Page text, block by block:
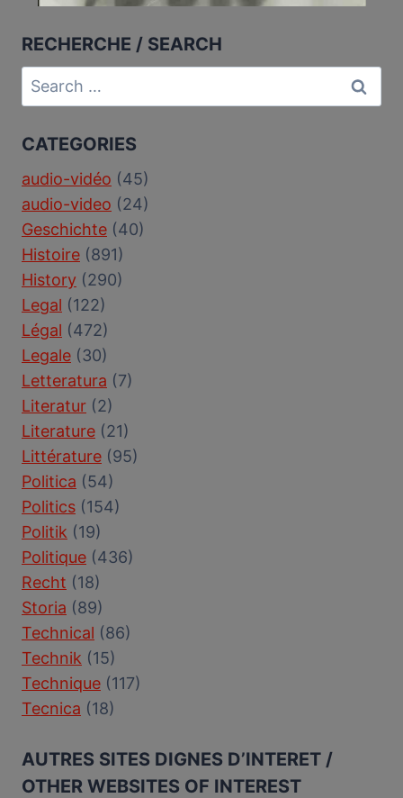
RECHERCHE / SEARCH
Search
for:
CATEGORIES
audio-vidéo (45)
audio-video (24)
Geschichte (40)
Histoire (891)
History (290)
Legal (122)
Légal (472)
Legale (30)
Letteratura (7)
Literatur (2)
Literature (21)
Littérature (95)
Politica (54)
Politics (154)
Politik (19)
Politique (436)
Recht (18)
Storia (89)
Technical (86)
Technik (15)
Technique (117)
Tecnica (18)
AUTRES SITES DIGNES D’INTERET /
OTHER WEBSITES OF INTEREST